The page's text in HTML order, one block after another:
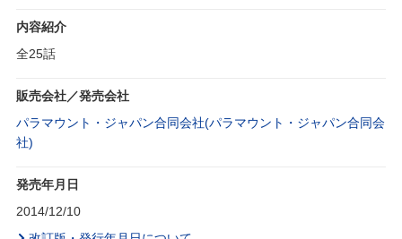
内容紹介
全25話
販売会社／発売会社
パラマウント・ジャパン合同会社(パラマウント・ジャパン合同会
社)
発売年月日
2014/12/10